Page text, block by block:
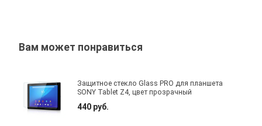
Вам может понравиться
Защитное стекло Glass PRO для планшета
SONY Tablet Z4, цвет прозрачный
440 руб.